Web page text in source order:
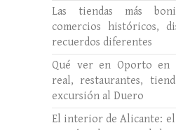
Las tiendas más
comercios históricos,
recuerdos diferentes
Qué ver en Oporto en
real, restaurantes,
excursión al Duero
El interior de Alicante: